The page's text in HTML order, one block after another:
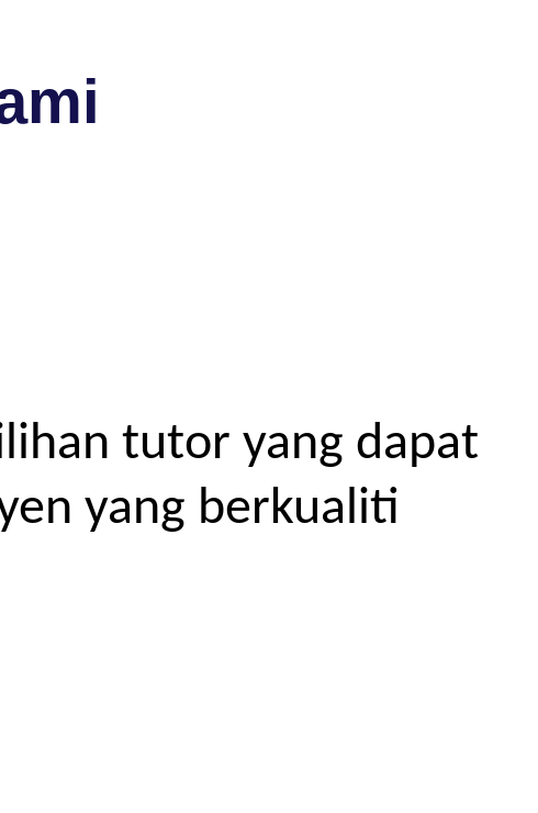
tutor yang dapat
yang berkualiti